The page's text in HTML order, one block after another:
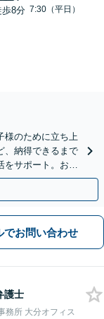
歩8分 7:30（平日）
様のために立ち上
、納得できるまで
をサポート。お気
駅9分】
でお問い合わせ
護士
務所 大分オフィス